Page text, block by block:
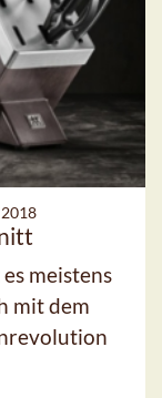
meistens
mit dem